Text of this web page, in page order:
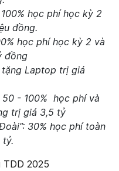
học phí học kỳ 2
đồng.
học phí học kỳ 2 và
đồng
Laptop trị giá
- 100% học phí và
trị giá 3,5 tỷ
30% học phí toàn
TDD 2025